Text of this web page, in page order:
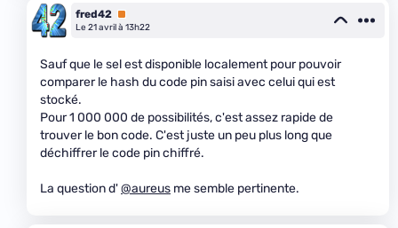
fred42 Premium
Le 21 avril à 13h22
Sauf que le sel est disponible localement pour pouvoir
comparer le hash du code pin saisi avec celui qui est
stocké.
Pour 1 000 000 de possibilités, c'est assez rapide de
trouver le bon code. C'est juste un peu plus long que
déchiffrer le code pin chiffré.
La question d'@aureus me semble pertinente.